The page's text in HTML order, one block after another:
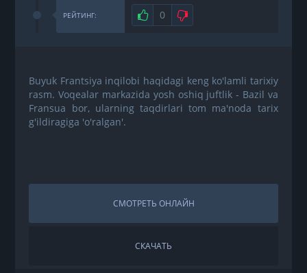
РЕЙТИНГ: Нравится
0 Не нравится
Buyuk Frantsiya inqilobi haqidagi keng ko'lamli tarixiy
rasm. Voqealar markazida yosh oshiq juftlik - Bazil va
Fransua bor, ularning taqdirlari tom ma'noda tarix
g'ildiragiga 'o'ralgan'.
СМОТРЕТЬ ОНЛАЙН
СКАЧАТЬ